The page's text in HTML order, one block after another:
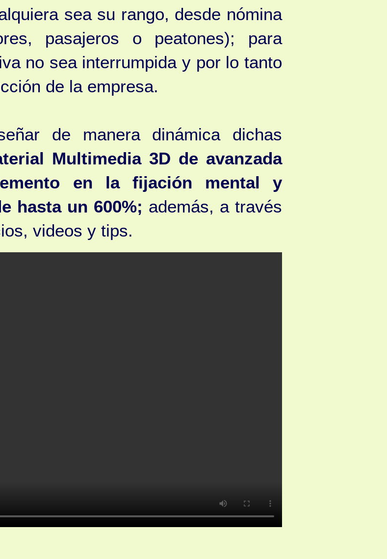
sea su rango, desde nómina
pasajeros o peatones); para
no sea interrumpida y por lo tanto
de la empresa.
de manera dinámica dichas
Multimedia 3D de avanzada
en la fijación mental y
hasta un 600%; además, a través
videos y tips.